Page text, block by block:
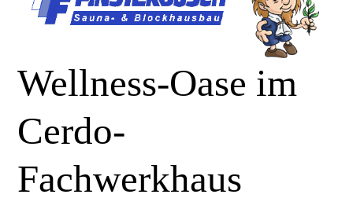
Wellness-Oase im
Cerdo-
Fachwerkhaus